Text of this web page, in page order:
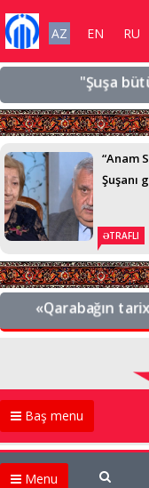
AZ EN RU
"Şuşa
“Anam
Şuşanı
ƏTRAFLI
«Qarabağın tarixi
Baş menu
Menu